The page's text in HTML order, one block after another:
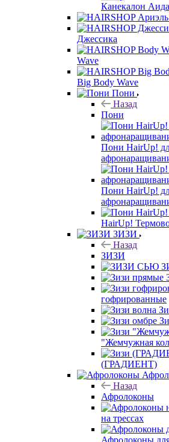
Канекалон
Джессика
Wave
Big Body Wave
Пони
Назад
Пони
Пони HairUp!
Пони HairUp!
HairUp!
ЗИЗИ
Назад
ЗИЗИ
гофрированные
"Жемчужная
(ГРАДИЕНТ)
Назад
Афролоконы
на трессах
Афролоконы